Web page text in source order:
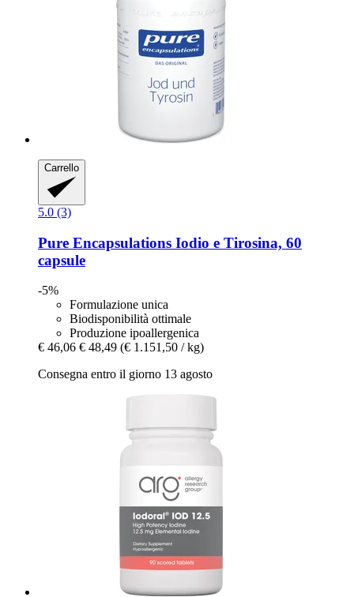
Carrello
5.0 (3)
Pure Encapsulations Iodio e Tirosina, 60
capsule
-5%
Formulazione unica
Biodisponibilità ottimale
Produzione ipoallergenica
€ 46,06 € 48,49 (€ 1.151,50 / kg)
Consegna entro il giorno 13 agosto